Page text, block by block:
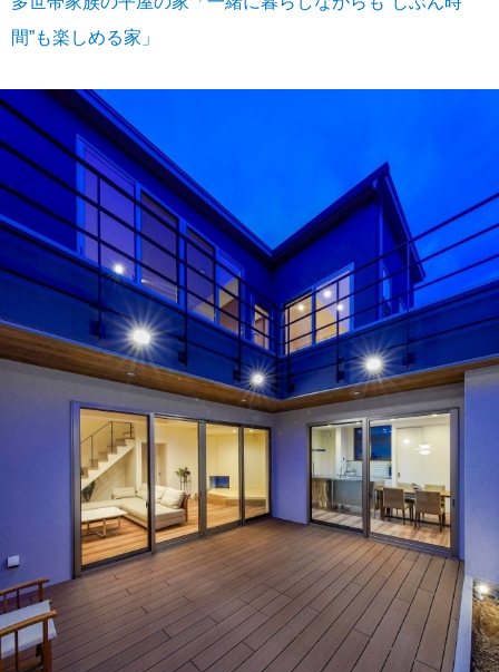
間”も楽しめる家」